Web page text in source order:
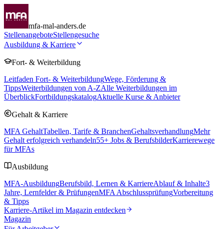
mfa-mal-anders.de
StellenangeboteStellengesuche
Ausbildung & Karriere
Fort- & Weiterbildung
Leitfaden Fort- & WeiterbildungWege, Förderung &
TippsWeiterbildungen von A-ZAlle Weiterbildungen im
ÜberblickFortbildungskatalogAktuelle Kurse & Anbieter
Gehalt & Karriere
MFA GehaltTabellen, Tarife & BranchenGehaltsverhandlungMehr
Gehalt erfolgreich verhandeln55+ Jobs & BerufsbilderKarrierewege
für MFAs
Ausbildung
MFA-AusbildungBerufsbild, Lernen & KarriereAblauf & Inhalte3
Jahre, Lernfelder & PrüfungenMFA AbschlussprüfungVorbereitung
& Tipps
Karriere-Artikel im Magazin entdecken
Magazin